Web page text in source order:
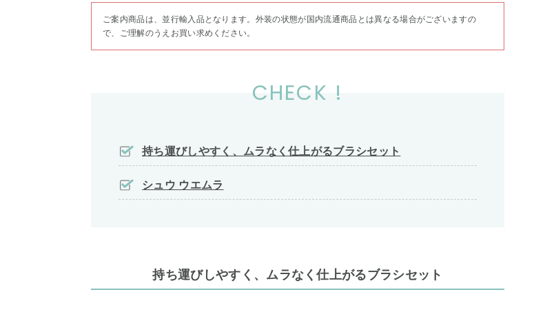
ご案内商品は、並行輸入品となります。外装の状態が国内流通商品とは異なる場合がございますの
で、ご理解のうえお買い求めください。
CHECK !
持ち運びしやすく、ムラなく仕上がるブラシセット
シュウ ウエムラ
持ち運びしやすく、ムラなく仕上がるブラシセット